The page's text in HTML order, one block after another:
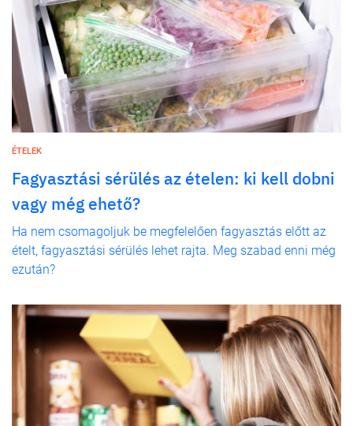
ÉTELEK
Fagyasztási sérülés az ételen: ki kell dobni
vagy még ehető?
Ha nem csomagoljuk be megfelelően fagyasztás előtt az
ételt, fagyasztási sérülés lehet rajta. Meg szabad enni még
ezután?